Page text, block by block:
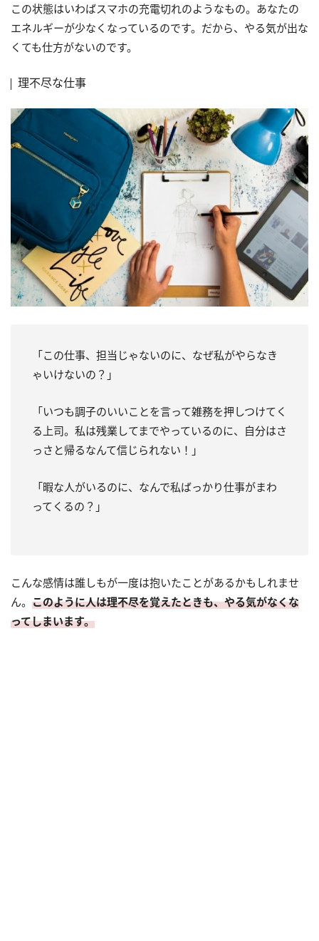
この状態はいわばスマホの充電切れのようなもの。あなたの
エネルギーが少なくなっているのです。だから、やる気が出な
くても仕方がないのです。
理不尽な仕事
「この仕事、担当じゃないのに、なぜ私がやらなき
ゃいけないの？」
「いつも調子のいいことを言って雑務を押しつけてく
る上司。私は残業してまでやっているのに、自分はさ
っさと帰るなんて信じられない！」
「暇な人がいるのに、なんで私ばっかり仕事がまわ
ってくるの？」
こんな感情は誰しもが一度は抱いたことがあるかもしれませ
ん。 このように人は理不尽を覚えたときも、やる気がなくな
ってしまいます。